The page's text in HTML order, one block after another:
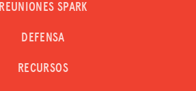
REUNIONES SPARK
DEFENSA
RECURSOS